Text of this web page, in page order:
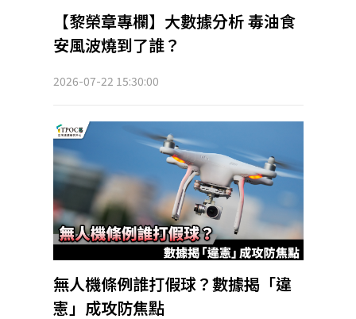
【黎榮章專欄】大數據分析 毒油食
安風波燒到了誰？
2026-07-22 15:30:00
無人機條例誰打假球？數據揭「違
憲」成攻防焦點